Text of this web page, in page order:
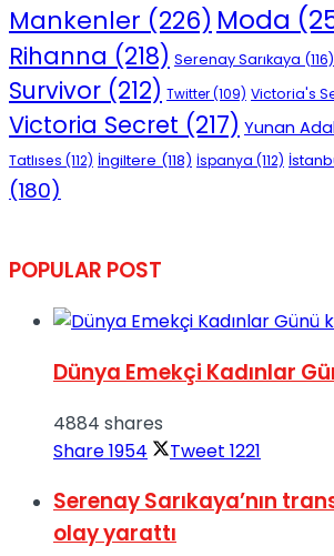
Mankenler (226) Moda
Rihanna (218) Serenay Sarıkaya (116)
Survivor (212) Twitter(109) Victoria's
Victoria Secret (217) Yunan
Tatlıses (112) İngiltere (118) İspanya (112)
(180)
POPULAR POST
Dünya Emekçi Kadınlar
4884 shares
Share1954 Tweet 1221
Serenay Sarıkaya’nın
olay yarattı